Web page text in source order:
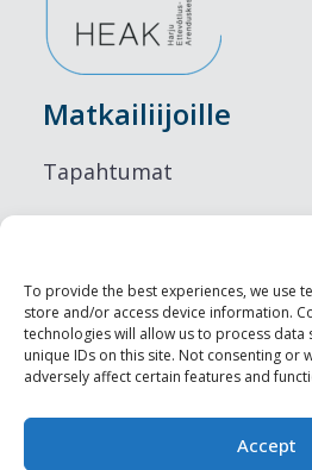
To provide the best experiences, we use
store and/or access device information.
technologies will allow us to process
unique IDs on this site. Not consenting or
adversely affect certain features and
Accept
Matkailiijoille
Tapahtumat
Ruokailu
Nähtävyydet
Visit Tallinn
Ammattilaisille